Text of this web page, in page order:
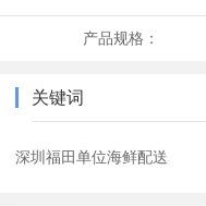
产品规格：
关键词
深圳福田单位海鲜配送